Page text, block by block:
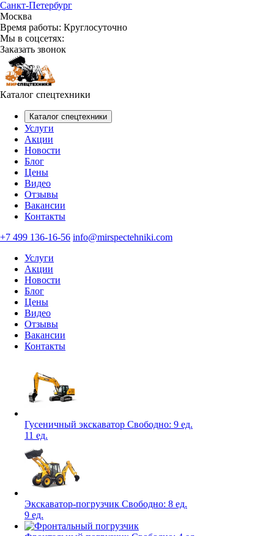
Санкт-Петербург
Москва
Время работы: Круглосуточно
Мы в соцсетях:
Заказать звонок
Каталог спецтехники
Каталог спецтехники
Услуги
Акции
Новости
Блог
Цены
Видео
Отзывы
Вакансии
Контакты
+7 499 136-16-56 info@mirspectehniki.com
Услуги
Акции
Новости
Блог
Цены
Видео
Отзывы
Вакансии
Контакты
Гусеничный экскаватор Свободно: 9 ед.
11 ед.
Экскаватор-погрузчик Свободно: 8 ед.
9 ед.